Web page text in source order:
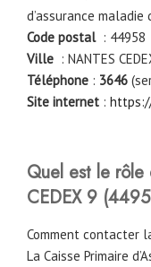
d’assurance
Code postal: 44958
Ville : NANTES
Téléphone : 3646
Site internet :
Quel est le rôle
CEDEX 9
Comment contacter
La Caisse Primaire